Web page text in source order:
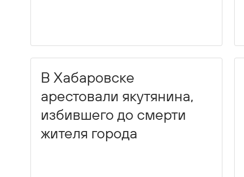
В Хабаровске
арестовали якутянина,
избившего до смерти
жителя города